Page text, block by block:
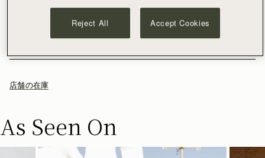
会議室でもバーでも、その間のどこでも、このどんなスタイル
にも合うバッグは、どんなルックも格上げするようにデザイン
こちらのバッグの重量は 0.635kg (1.4lbs) 、着用中のモデルの背
Mosaic Bag に収納可能のアイテム
特徴とお手入れ
100％スペイン製
マイクロファイバーライニング
シグナチャーバー
レザートップハンドル
取り外し可能なレザーストラップ
トップハンドルとしてもクロスボディとしても使用可能
¥35,000以上のご注文 無料/ 3-8 営業日
対象となるすべてのご注文は、30日以内の返品が可能です。
詳しくは返品ポリシーページをご覧ください。
パッケージ
ちの主力製品とシーズンアイテムはすべて、この再利用可能なト
店舗の在庫
As Seen On
Reject All Accept Cookies